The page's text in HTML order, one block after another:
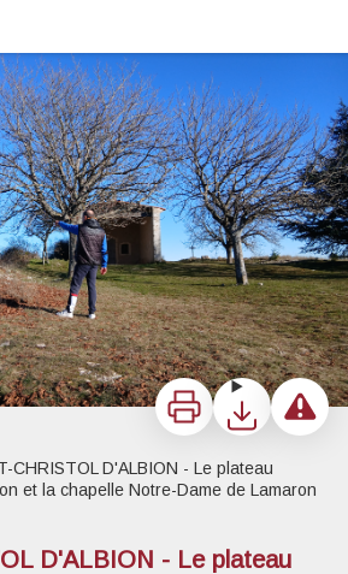
ImprimerTéléchargerSignaler
CHRISTOL D'ALBION - Le plateau
et la chapelle Notre-Dame de Lamaron
D'ALBION - Le plateau